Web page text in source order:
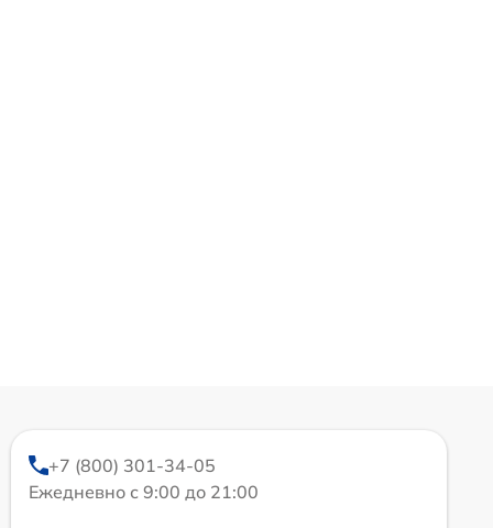
+7 (800) 301-34-05
Ежедневно с 9:00 до 21:00